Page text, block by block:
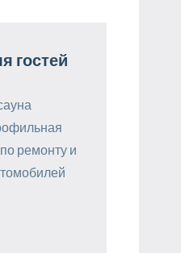
гостей
ремонту и